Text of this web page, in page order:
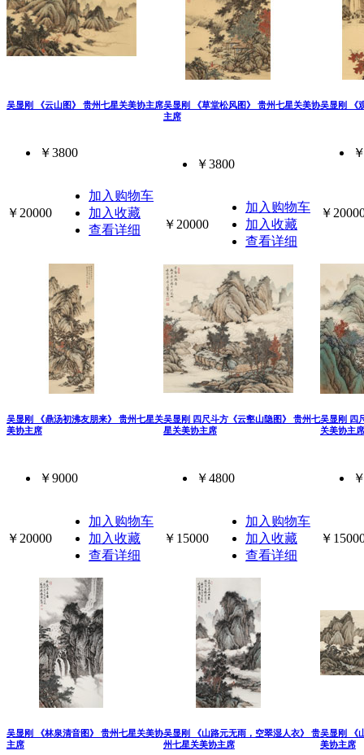
吴显刚 《云山图》 贵州七星关美协主席
￥3800
￥20000
加入购物车
加入收藏
查看详细
吴显刚 《草堂松风图》 贵州七星关美协
主席
￥3800
￥20000
加入购物车
加入收藏
查看详细
吴显刚 《
￥
吴显刚 《鼎汤初沸友朋来》 贵州七星关
美协主席
￥9000
￥20000
加入购物车
加入收藏
查看详细
吴显刚 四尺斗方《云壑山隐图》 贵州七
星关美协主席
￥4800
￥15000
加入购物车
加入收藏
查看详细
吴显刚 四
关美协主席
￥
吴显刚 《林泉清音图》 贵州七星关美协
主席
吴显刚 《山路元无雨，空翠湿人衣》 贵
州七星关美协主席
吴显刚 《
美协主席